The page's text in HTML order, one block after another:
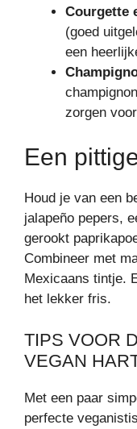
Courgette
(goed
een
zorgen
Een
Houd je van een
jalapeño pepers,
gerookt
Combineer met
Mexicaans tintje.
het lekker fris.
TIPS VOOR
VEGAN
Met een paar
perfecte